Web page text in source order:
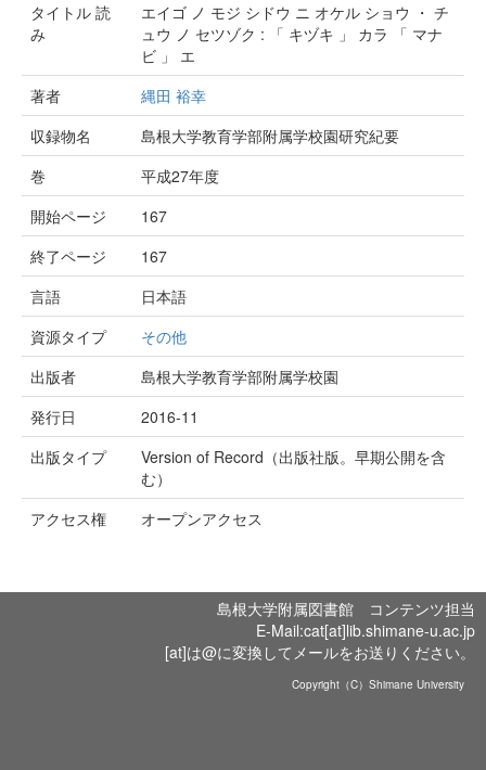
タイトル 読
み
エイゴ ノ モジ シドウ ニ オケル ショウ ・ チ
ュウ ノ セツゾク : 「 キヅキ 」 カラ 「 マナ
ビ 」 エ
著者
縄田 裕幸
収録物名
島根大学教育学部附属学校園研究紀要
巻
平成27年度
開始ページ
167
終了ページ
167
言語
日本語
資源タイプ
その他
出版者
島根大学教育学部附属学校園
発行日
2016-11
出版タイプ
Version of Record（出版社版。早期公開を含
む）
アクセス権
オープンアクセス
島根大学附属図書館 コンテンツ担当
E-Mail:cat[at]lib.shimane-u.ac.jp
[at]は@に変換してメールをお送りください。
Copyright（C）Shimane University